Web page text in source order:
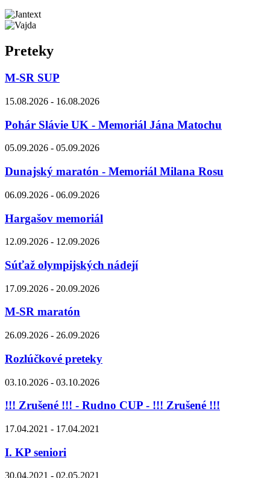
Preteky
M-SR SUP
15.08.2026 - 16.08.2026
Pohár Slávie UK - Memoriál Jána Matochu
05.09.2026 - 05.09.2026
Dunajský maratón - Memoriál Milana Rosu
06.09.2026 - 06.09.2026
Hargašov memoriál
12.09.2026 - 12.09.2026
Súťaž olympijských nádejí
17.09.2026 - 20.09.2026
M-SR maratón
26.09.2026 - 26.09.2026
Rozlúčkové preteky
03.10.2026 - 03.10.2026
!!! Zrušené !!! - Rudno CUP - !!! Zrušené !!!
17.04.2021 - 17.04.2021
I. KP seniori
30.04.2021 - 02.05.2021